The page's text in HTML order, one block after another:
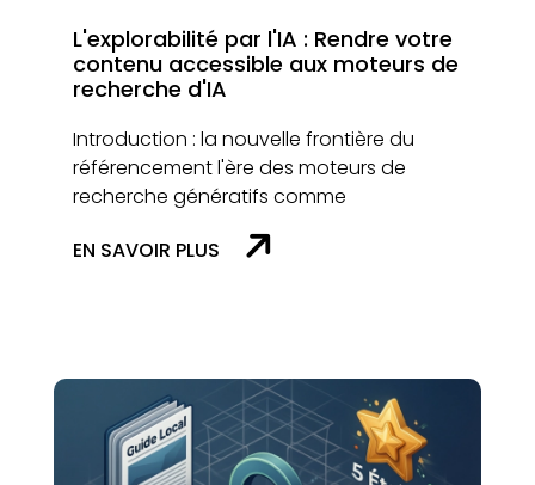
L'explorabilité par l'IA : Rendre votre
contenu accessible aux moteurs de
recherche d'IA
Introduction : la nouvelle frontière du
référencement l'ère des moteurs de
recherche génératifs comme
EN SAVOIR PLUS